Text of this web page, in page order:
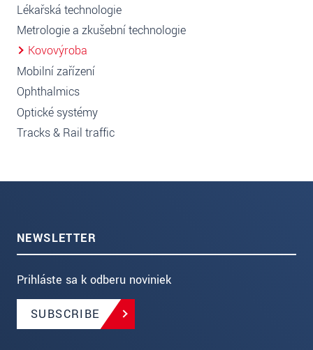
Lékařská technologie
Metrologie a zkušební technologie
Kovovýroba
Mobilní zařízení
Ophthalmics
Optické systémy
Tracks & Rail traffic
NEWSLETTER
Prihláste sa k odberu noviniek
SUBSCRIBE